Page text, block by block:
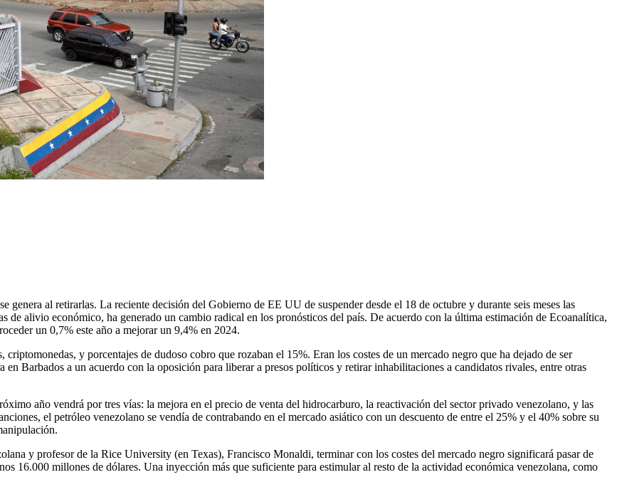
genera al retirarlas. La reciente decisión del Gobierno de EE UU de suspender desde el 18 de octubre y durante seis meses las
de alivio económico, ha generado un cambio radical en los pronósticos del país. De acuerdo con la última estimación de Ecoanalítica,
un 0,7% este año a mejorar un 9,4% en 2024.
criptomonedas, y porcentajes de dudoso cobro que rozaban el 15%. Eran los costes de un mercado negro que ha dejado de ser
Barbados a un acuerdo con la oposición para liberar a presos políticos y retirar inhabilitaciones a candidatos rivales, entre otras
año vendrá por tres vías: la mejora en el precio de venta del hidrocarburo, la reactivación del sector privado venezolano, y las
el petróleo venezolano se vendía de contrabando en el mercado asiático con un descuento de entre el 25% y el 40% sobre su
y profesor de la Rice University (en Texas), Francisco Monaldi, terminar con los costes del mercado negro significará pasar de
16.000 millones de dólares. Una inyección más que suficiente para estimular al resto de la actividad económica venezolana, como